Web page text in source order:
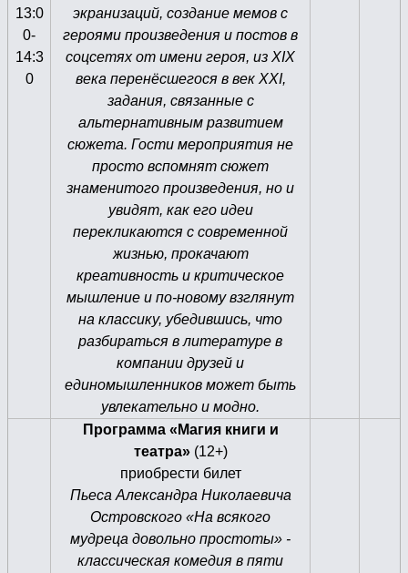
13:0
0-
14:3
0
экранизаций, создание мемов с
героями произведения и постов в
соцсетях от имени героя, из XIX
века перенёсшегося в век XXI,
задания, связанные с
альтернативным развитием
сюжета. Гости мероприятия не
просто вспомнят сюжет
знаменитого произведения, но и
увидят, как его идеи
перекликаются с современной
жизнью, прокачают
креативность и критическое
мышление и по-новому взглянут
на классику, убедившись, что
разбираться в литературе в
компании друзей и
единомышленников может быть
увлекательно и модно.
Программа «Магия книги и
театра» (12+)
приобрести билет
Пьеса Александра Николаевича
Островского «На всякого
мудреца довольно простоты» -
классическая комедия в пяти